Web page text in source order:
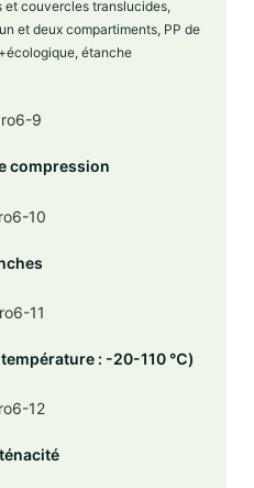
et couvercles translucides,
et deux compartiments, PP de
étanche
compression
: -20-110 ℃)